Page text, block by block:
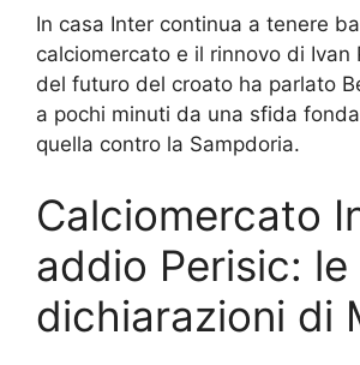
In casa Inter continua a tenere
calciomercato e il rinnovo di Ivan
del futuro del croato ha parlato
a pochi minuti da una sfida
quella contro la Sampdoria.
Calciomercato
addio Perisic: le
dichiarazioni di